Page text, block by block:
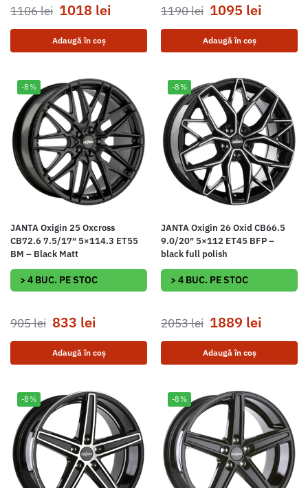
1106lei 1018 lei
Adaugă în coș
1190lei 1095 lei
Adaugă în coș
-8%
JANTA Oxigin 25 Oxcross
CB72.6 7.5/17″ 5×114.3 ET55
BM – Black Matt
> 4 BUC. PE STOC
905lei 833 lei
Adaugă în coș
-8%
JANTA Oxigin 26 Oxid CB66.5
9.0/20″ 5×112 ET45 BFP –
black full polish
> 4 BUC. PE STOC
2053lei 1889 lei
Adaugă în coș
-8% -8%